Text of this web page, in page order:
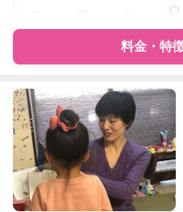
対応
なし
定期予約 可能
お子様の撮影
（定期特典）
対応
料金・特
特徴 料金 レビュー
サポートの特徴
資格
自治
保育士